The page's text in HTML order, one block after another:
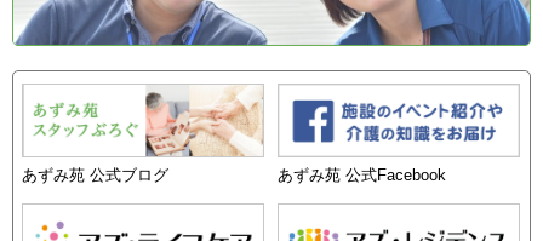
あずみ苑 公式ブログ あずみ苑 公式Facebook